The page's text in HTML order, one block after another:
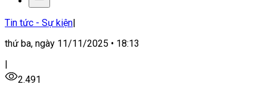
Tin tức - Sự kiện|
thứ ba, ngày 11/11/2025 • 18:13
|
2.491